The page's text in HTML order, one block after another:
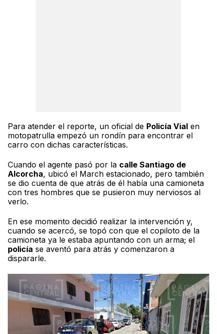
Para atender el reporte, un oficial de Policía Vial en
motopatrulla empezó un rondín para encontrar el
carro con dichas características.
Cuando el agente pasó por la calle Santiago de
Alcorcha, ubicó el March estacionado, pero también
se dio cuenta de que atrás de él había una camioneta
con tres hombres que se pusieron muy nerviosos al
verlo.
En ese momento decidió realizar la intervención y,
cuando se acercó, se topó con que el copiloto de la
camioneta ya le estaba apuntando con un arma; el
policía se aventó para atrás y comenzaron a
dispararle.